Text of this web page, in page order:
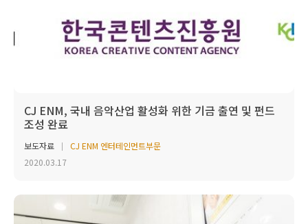
CJ ENM, 국내 음악산업 활성화 위한 기금 출연 및 펀드
조성 완료
보도자료
CJ ENM 엔터테인먼트부문
2020.03.17